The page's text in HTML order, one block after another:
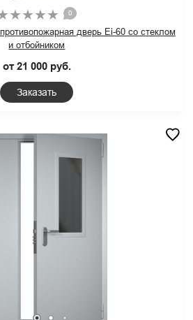
0
дверь Ei-60 со стеклом
и отбойником
от 21 000 руб.
Заказать